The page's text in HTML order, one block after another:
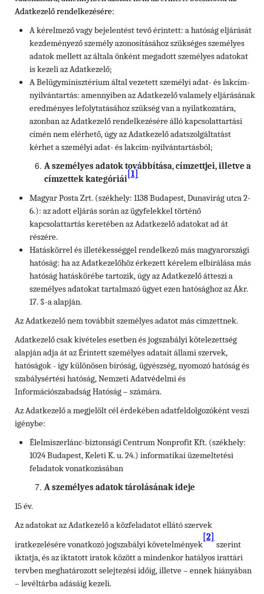
Adatkezelő rendelkezésére:
A kérelmező vagy bejelentést tevő érintett: a hatóság eljárását
kezdeményező személy azonosításához szükséges személyes
adatok mellett az általa önként megadott személyes adatokat
is kezeli az Adatkezelő;
A Belügyminisztérium által vezetett személyi adat- és lakcím-
nyilvántartás: amennyiben az Adatkezelő valamely eljárásának
eredményes lefolytatásához szükség van a nyilatkozatára,
azonban az Adatkezelő rendelkezésére álló kapcsolattartási
címén nem elérhető, úgy az Adatkezelő adatszolgáltatást
kérhet a személyi adat- és lakcím-nyilvántartásból;
A személyes adatok továbbítása, címzettjei, illetve a
címzettek kategóriái
[1]
Magyar Posta Zrt. (székhely: 1138 Budapest, Dunavirág utca 2-
6.): az adott eljárás során az ügyfelekkel történő
kapcsolattartás keretében az Adatkezelő adatokat ad át
részére.
Hatáskörrel és illetékességgel rendelkező más magyarországi
hatóság: ha az Adatkezelőhöz érkezett kérelem elbírálása más
hatóság hatáskörébe tartozik, úgy az Adatkezelő átteszi a
személyes adatokat tartalmazó ügyet ezen hatósághoz az Ákr.
17. §-a alapján.
Az Adatkezelő nem továbbít személyes adatot más címzettnek.
Adatkezelő csak kivételes esetben és jogszabályi kötelezettség
alapján adja át az Érintett személyes adatait állami szervek,
hatóságok - így különösen bíróság, ügyészség, nyomozó hatóság és
szabálysértési hatóság, Nemzeti Adatvédelmi és
Információszabadság Hatóság – számára.
Az Adatkezelő a megjelölt cél érdekében adatfeldolgozóként veszi
igénybe:
Élelmiszerlánc-biztonsági Centrum Nonprofit Kft. (székhely:
1024 Budapest, Keleti K. u. 24.) informatikai üzemeltetési
feladatok vonatkozásában
A személyes adatok tárolásának ideje
15 év.
Az adatokat az Adatkezelő a közfeladatot ellátó szervek
iratkezelésére vonatkozó jogszabályi követelmények
[2]
szerint
iktatja, és az iktatott iratok között a mindenkor hatályos irattári
tervben meghatározott selejtezési időig, illetve – ennek hiányában
– levéltárba adásáig kezeli.